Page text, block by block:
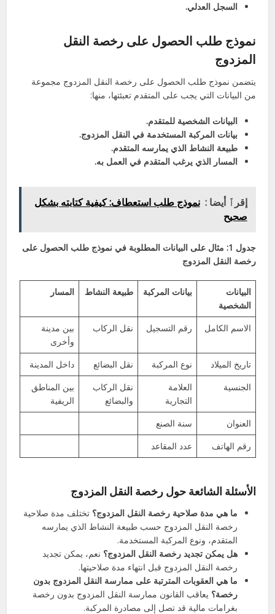
السجل العدلي.
نموذج طلب الحصول على رخصة النقل
المزدوج
يتضمن نموذج طلب الحصول على رخصة النقل المزدوج مجموعة
من البيانات التي يجب على المتقدم تعبئتها، منها:
البيانات الشخصية للمتقدم.
بيانات المركبة المستخدمة في النقل المزدوج.
طبيعة النشاط الذي يمارسه المتقدم.
المسار الذي يرغب المتقدم في العمل به.
إقرٱ أيضا : نموذج طلب استعطاف: كيفية كتابته بشكل
صحيح
جدول 1: مثال على البيانات المطلوبة في نموذج طلب الحصول على
رخصة النقل المزدوج
البيانات
الشخصية
بيانات المركبة طبيعة النشاط المسار
الاسم الكامل رقم التسجيل نقل الركاب
بين مدينة
وأخرى
تاريخ الميلاد
نوع المركبة نقل البضائع
داخل المدينة
الجنسية
العلامة
التجارية
نقل الركاب
والبضائع
بين المناطق
الريفية
العنوان
سنة الصنع
رقم الهاتف
عدد المقاعد
الأسئلة الشائعة حول رخصة النقل المزدوج
ما هي مدة صلاحية رخصة النقل المزدوج؟ تختلف مدة صلاحية
رخصة النقل المزدوج حسب طبيعة النشاط الذي يمارسه
المتقدم، ونوع المركبة المستخدمة.
هل يمكن تجديد رخصة النقل المزدوج؟ نعم، يمكن تجديد
رخصة النقل المزدوج قبل انتهاء مدة صلاحيتها.
ما هي العقوبات المترتبة على ممارسة النقل المزدوج بدون
رخصة؟ يعاقب القانون ممارسة النقل المزدوج بدون رخصة
بغرامات مالية قد تصل إلى مصادرة المركبة.